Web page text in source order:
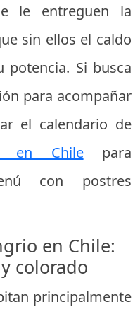
le entreguen la
sin ellos el caldo
Si busca
para acompañar
el calendario de
en Chilepara
con postres
en Chile:
colorado
principalmente